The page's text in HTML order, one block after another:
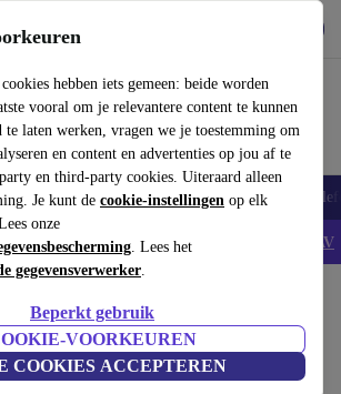
hebben iets gemeen: beide worden
vooral om je relevantere content te kunnen
laten werken, vragen we je toestemming om
en content en advertenties op jou af te
en third-party cookies. Uiteraard alleen
Je kunt de cookie-instellingen op elk
onze
. Lees het
gegevensverwerker.
Beperkt gebruik
VOORKEUREN
COOKIES ACCEPTEREN
en eenvoudig
Tablets Smartwatches Accessoires
op alle iPhones - Code: IPHONEDEAL - AV
Laptops onder 5600€ – bespaar tot 40%. 30